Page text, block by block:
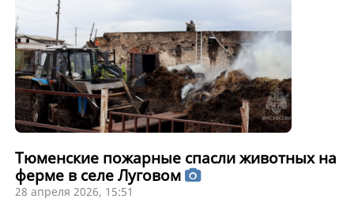
Тюменские пожарные спасли животных на
ферме в селе Луговом
28 апреля 2026, 15:51